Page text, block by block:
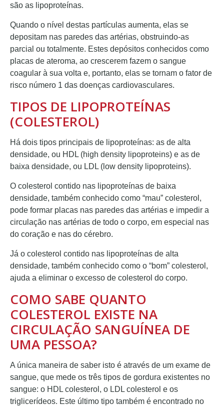
são as lipoproteínas.
Quando o nível destas partículas aumenta, elas se
depositam nas paredes das artérias, obstruindo-as
parcial ou totalmente. Estes depósitos conhecidos como
placas de ateroma, ao crescerem fazem o sangue
coagular à sua volta e, portanto, elas se tornam o fator de
risco número 1 das doenças cardiovasculares.
TIPOS DE LIPOPROTEÍNAS
(COLESTEROL)
Há dois tipos principais de lipoproteínas: as de alta
densidade, ou HDL (high density lipoproteins) e as de
baixa densidade, ou LDL (low density lipoproteins).
O colesterol contido nas lipoproteínas de baixa
densidade, também conhecido como “mau” colesterol,
pode formar placas nas paredes das artérias e impedir a
circulação nas artérias de todo o corpo, em especial nas
do coração e nas do cérebro.
Já o colesterol contido nas lipoproteínas de alta
densidade, também conhecido como o “bom” colesterol,
ajuda a eliminar o excesso de colesterol do corpo.
COMO SABE QUANTO
COLESTEROL EXISTE NA
CIRCULAÇÃO SANGUÍNEA DE
UMA PESSOA?
A única maneira de saber isto é através de um exame de
sangue, que mede os três tipos de gordura existentes no
sangue: o HDL colesterol, o LDL colesterol e os
triglicerídeos. Este último tipo também é encontrado no